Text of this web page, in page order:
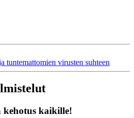
tuntemattomien virusten suhteen
kehotus kaikille!